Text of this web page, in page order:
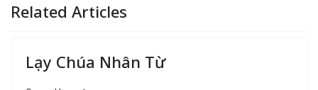
Related Articles
Lạy Chúa Nhân Từ